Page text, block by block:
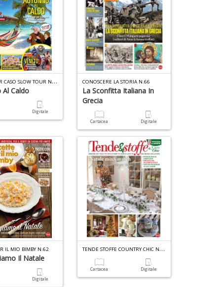
T
URISTI PER CASO SLOW TOUR N.13
Al Caldo
Digitale
CONOSCERE LA STORIA N.66
La Sconfitta Italiana In
Grecia
Cartacea Digitale
IL MIO BIMBY N.62
Il Natale
Digitale
T
ENDE STOFFE COUNTRY CHIC N.66
Cartacea Digitale